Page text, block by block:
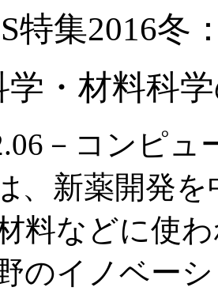
特集2016
学・材料科
－コンピュ
は、新薬開発
料などに使
のイノベー